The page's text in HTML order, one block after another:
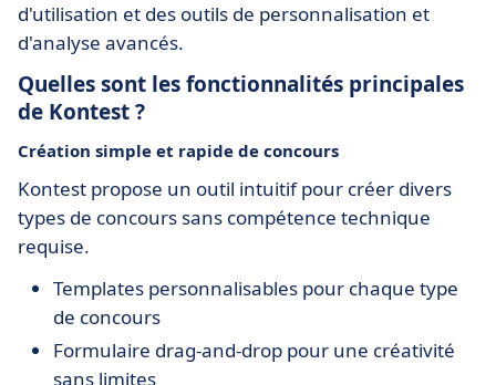
d'utilisation et des outils de personnalisation et
d'analyse avancés.
Quelles sont les fonctionnalités principales
de Kontest ?
Création simple et rapide de concours
Kontest propose un outil intuitif pour créer divers
types de concours sans compétence technique
requise.
Templates personnalisables pour chaque type
de concours
Formulaire drag-and-drop pour une créativité
sans limites